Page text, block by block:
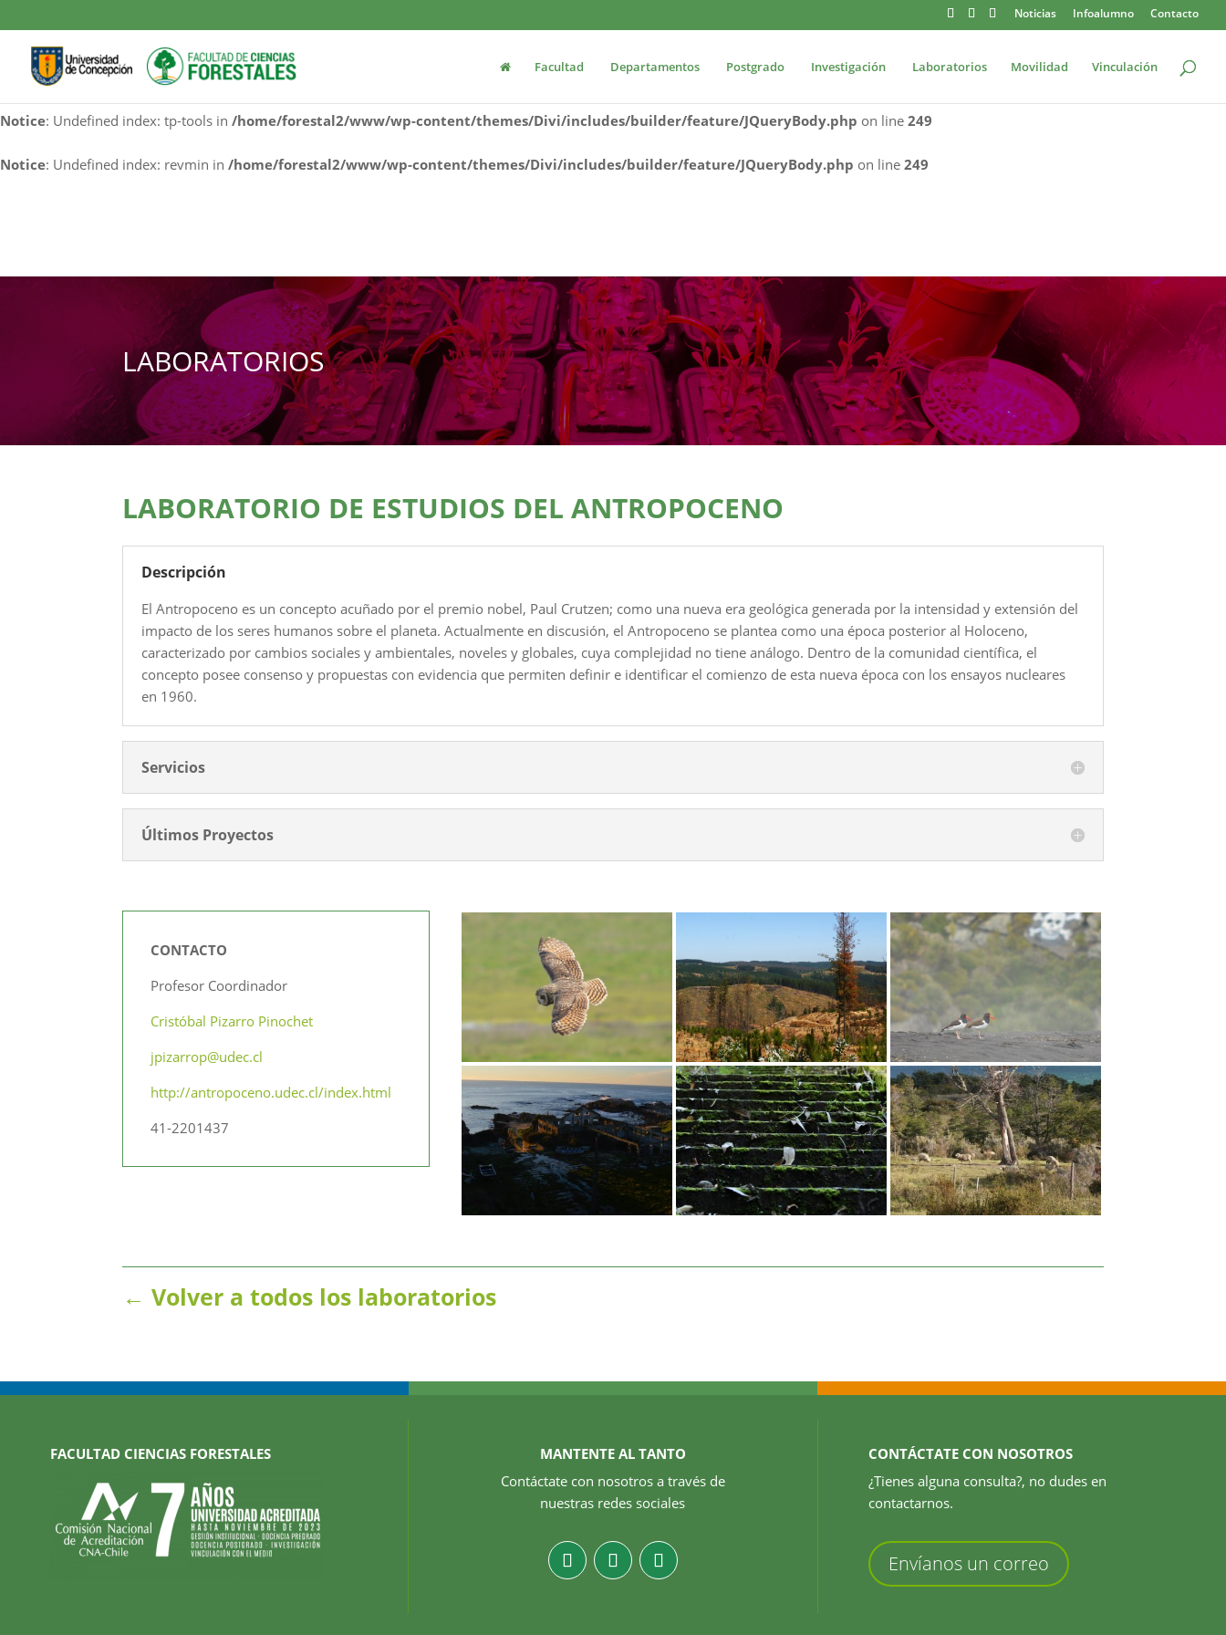
Notice: Undefined index: cf7rl-redirect_method in/home/forestal2/www/wp-content/themes/Divi/includes/builder/feature/JQueryBody.phpon line249
Notice: Undefined index: contact-form-7 in/home/forestal2/www/wp-content/themes/Divi/includes/builder/feature/JQueryBody.php on line249
Notice: Undefined index: tp-tools in /home/forestal2/www/wp-content/themes/Divi/includes/builder/feature/JQueryBody.php on line 249
Notice: Undefined index: revmin in /home/forestal2/www/wp-content/themes/Divi/includes/builder/feature/JQueryBody.php on line 249
Noticias Infoalumno Contacto
Facultad Departamentos Postgrado Investigación Laboratorios Movilidad Vinculación
LABORATORIOS
LABORATORIO DE ESTUDIOS DEL ANTROPOCENO
Descripción
El Antropoceno es un concepto acuñado por el premio nobel, Paul Crutzen; como una nueva era geológica generada por la intensidad y extensión del
impacto de los seres humanos sobre el planeta. Actualmente en discusión, el Antropoceno se plantea como una época posterior al Holoceno,
caracterizado por cambios sociales y ambientales, noveles y globales, cuya complejidad no tiene análogo. Dentro de la comunidad científica, el
concepto posee consenso y propuestas con evidencia que permiten definir e identificar el comienzo de esta nueva época con los ensayos nucleares
en 1960.
Servicios
Últimos Proyectos
CONTACTO
Profesor Coordinador
Cristóbal Pizarro Pinochet
jpizarrop@udec.cl
http://antropoceno.udec.cl/index.html
41-2201437
← Volver a todos los laboratorios
FACULTAD CIENCIAS FORESTALES
MANTENTE AL TANTO
Contáctate con nosotros a través de
nuestras redes sociales
CONTÁCTATE CON NOSOTROS
¿Tienes alguna consulta?, no dudes en
contactarnos.
Envíanos un correo